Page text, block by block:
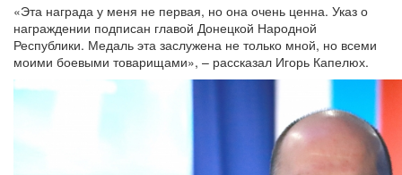
«Эта награда у меня не первая, но она очень ценна. Указ о
награждении подписан главой Донецкой Народной
Республики. Медаль эта заслужена не только мной, но всеми
моими боевыми товарищами», – рассказал Игорь Капелюх.